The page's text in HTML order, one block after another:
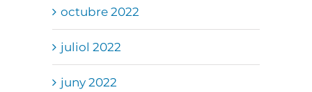
octubre 2022
juliol 2022
juny 2022